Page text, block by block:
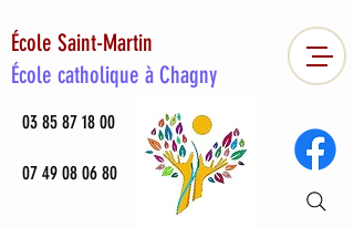
École Saint-Martin
École catholique à Chagny
03 85 87 18 00
07 49 08 06 80